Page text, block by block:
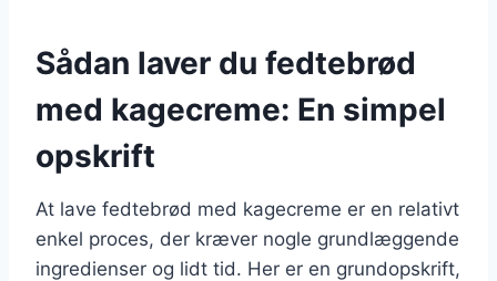
Sådan laver du fedtebrød
med kagecreme: En simpel
opskrift
At lave fedtebrød med kagecreme er en relativt
enkel proces, der kræver nogle grundlæggende
ingredienser og lidt tid. Her er en grundopskrift,